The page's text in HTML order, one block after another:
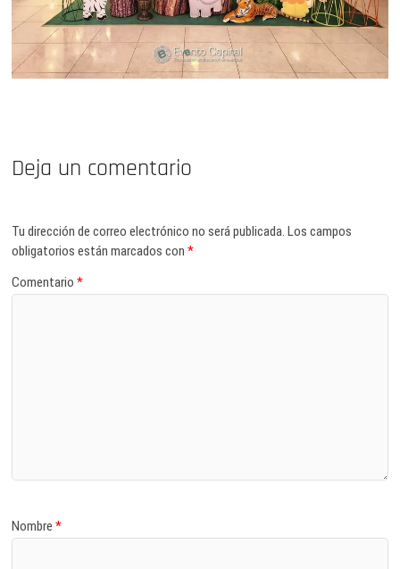
Deja un comentario
Tu dirección de correo electrónico no será publicada. Los campos
obligatorios están marcados con*
Comentario*
Nombre*